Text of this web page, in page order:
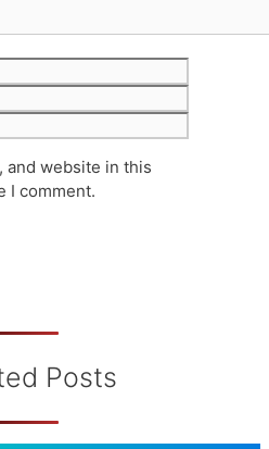
and website in this
I comment.
Posts